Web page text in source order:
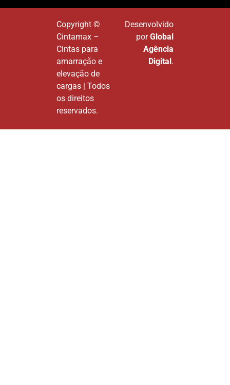
Copyright ©
Cintamax –
Cintas para
amarração e
elevação de
cargas | Todos
os direitos
reservados.
Desenvolvido
porGlobal
Agência
Digital.